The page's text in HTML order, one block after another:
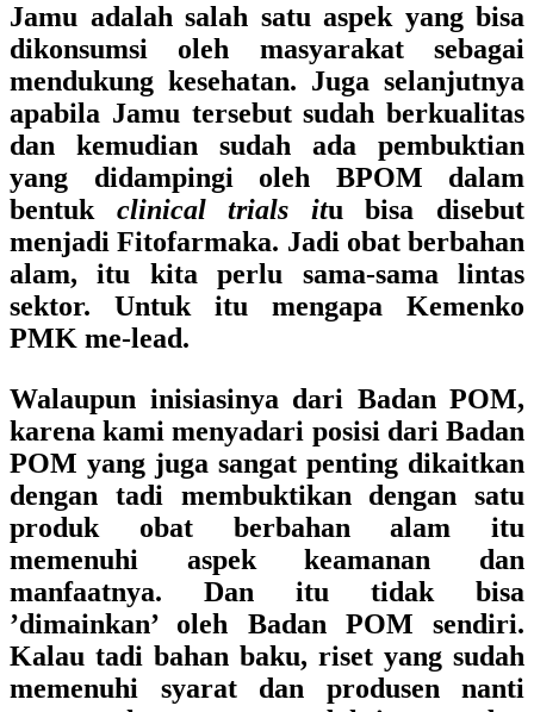
Jamu adalah salah satu aspek yang bisa
dikonsumsi oleh masyarakat sebagai
mendukung kesehatan. Juga selanjutnya
apabila Jamu tersebut sudah berkualitas
dan kemudian sudah ada pembuktian
yang didampingi oleh BPOM dalam
bentuk clinical trials itu bisa disebut
menjadi Fitofarmaka. Jadi obat berbahan
alam, itu kita perlu sama-sama lintas
sektor. Untuk itu mengapa Kemenko
PMK me-lead.
Walaupun inisiasinya dari Badan POM,
karena kami menyadari posisi dari Badan
POM yang juga sangat penting dikaitkan
dengan tadi membuktikan dengan satu
produk obat berbahan alam itu
memenuhi aspek keamanan dan
manfaatnya. Dan itu tidak bisa
’dimainkan’ oleh Badan POM sendiri.
Kalau tadi bahan baku, riset yang sudah
memenuhi syarat dan produsen nanti